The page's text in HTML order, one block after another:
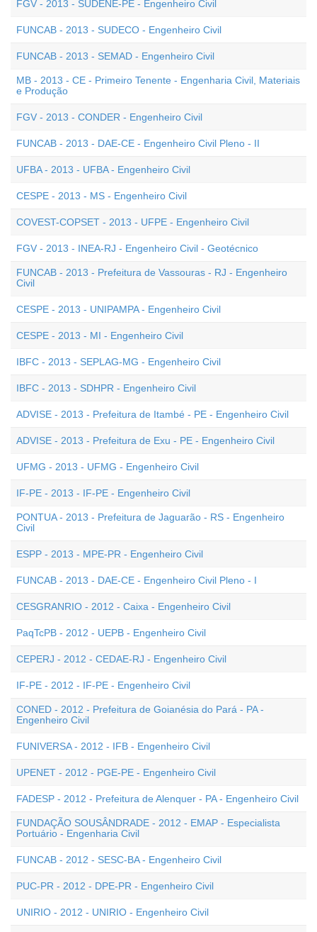
FGV - 2013 - SUDENE-PE - Engenheiro Civil
FUNCAB - 2013 - SUDECO - Engenheiro Civil
FUNCAB - 2013 - SEMAD - Engenheiro Civil
MB - 2013 - CE - Primeiro Tenente - Engenharia Civil, Materiais
e Produção
FGV - 2013 - CONDER - Engenheiro Civil
FUNCAB - 2013 - DAE-CE - Engenheiro Civil Pleno - II
UFBA - 2013 - UFBA - Engenheiro Civil
CESPE - 2013 - MS - Engenheiro Civil
COVEST-COPSET - 2013 - UFPE - Engenheiro Civil
FGV - 2013 - INEA-RJ - Engenheiro Civil - Geotécnico
FUNCAB - 2013 - Prefeitura de Vassouras - RJ - Engenheiro
Civil
CESPE - 2013 - UNIPAMPA - Engenheiro Civil
CESPE - 2013 - MI - Engenheiro Civil
IBFC - 2013 - SEPLAG-MG - Engenheiro Civil
IBFC - 2013 - SDHPR - Engenheiro Civil
ADVISE - 2013 - Prefeitura de Itambé - PE - Engenheiro Civil
ADVISE - 2013 - Prefeitura de Exu - PE - Engenheiro Civil
UFMG - 2013 - UFMG - Engenheiro Civil
IF-PE - 2013 - IF-PE - Engenheiro Civil
PONTUA - 2013 - Prefeitura de Jaguarão - RS - Engenheiro
Civil
ESPP - 2013 - MPE-PR - Engenheiro Civil
FUNCAB - 2013 - DAE-CE - Engenheiro Civil Pleno - I
CESGRANRIO - 2012 - Caixa - Engenheiro Civil
PaqTcPB - 2012 - UEPB - Engenheiro Civil
CEPERJ - 2012 - CEDAE-RJ - Engenheiro Civil
IF-PE - 2012 - IF-PE - Engenheiro Civil
CONED - 2012 - Prefeitura de Goianésia do Pará - PA -
Engenheiro Civil
FUNIVERSA - 2012 - IFB - Engenheiro Civil
UPENET - 2012 - PGE-PE - Engenheiro Civil
FADESP - 2012 - Prefeitura de Alenquer - PA - Engenheiro Civil
FUNDAÇÃO SOUSÂNDRADE - 2012 - EMAP - Especialista
Portuário - Engenharia Civil
FUNCAB - 2012 - SESC-BA - Engenheiro Civil
PUC-PR - 2012 - DPE-PR - Engenheiro Civil
UNIRIO - 2012 - UNIRIO - Engenheiro Civil